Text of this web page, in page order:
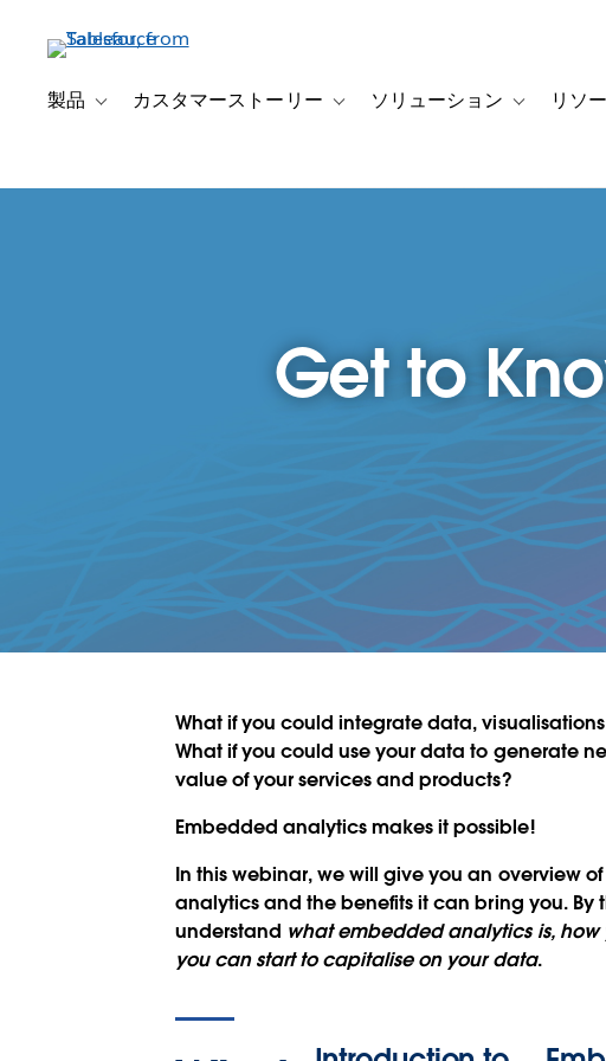
ン
製品 Toggle sub-navigation for 製品
カスタマーストーリー Toggle sub-navigation for カスタマース
ソリューション Toggle sub-
リソ
Get to
What if you could integrate data,
What if you could use your data to generate
value of your services and products?
Embedded analytics makes it possible!
In this webinar, we will give you an overview
analytics and the benefits it can bring you. By
understand what embedded analytics is,
you can start to capitalise on your data.